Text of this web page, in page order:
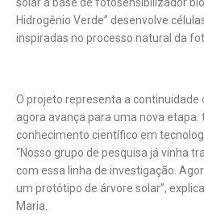
solar à base de fotosensibilizador
Hidrogênio Verde” desenvolve
inspiradas no processo natural da
O projeto representa a continuidade
agora avança para uma nova
conhecimento científico em
“Nosso grupo de pesquisa já vinha
com essa linha de investigação.
um protótipo de árvore solar”,
Maria.